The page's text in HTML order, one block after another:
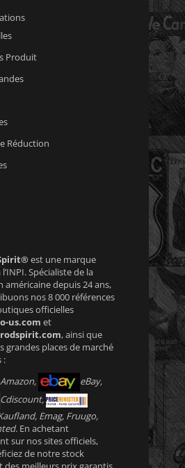
Produit
Réduction
est une marque
Spécialiste de la
américaine depuis 24 ans,
nos 8 000 références
officielles
us.com et
, ainsi que
grandes places de marché
:
Amazon,
eBay,
Cdiscount,
Emag, Fruugo,
. En achetant
sur nos sites officiels,
de notre stock